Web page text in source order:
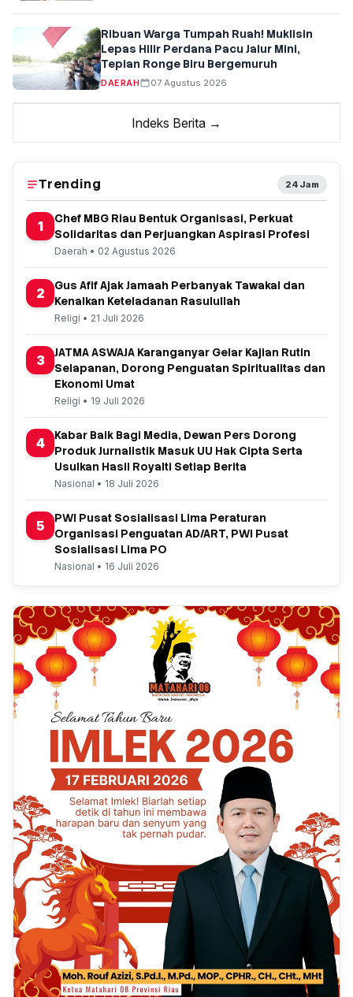
Ribuan Warga Tumpah Ruah! Muklisin
Lepas Hilir Perdana Pacu Jalur Mini,
Tepian Ronge Biru Bergemuruh
DAERAH 07 Agustus 2026
Indeks Berita →
Trending 24 Jam
1
Chef MBG Riau Bentuk Organisasi, Perkuat
Solidaritas dan Perjuangkan Aspirasi Profesi
Daerah • 02 Agustus 2026
2
Gus Afif Ajak Jamaah Perbanyak Tawakal dan
Kenalkan Keteladanan Rasulullah
Religi • 21 Juli 2026
3
JATMA ASWAJA Karanganyar Gelar Kajian Rutin
Selapanan, Dorong Penguatan Spiritualitas dan
Ekonomi Umat
Religi • 19 Juli 2026
4
Kabar Baik Bagi Media, Dewan Pers Dorong
Produk Jurnalistik Masuk UU Hak Cipta Serta
Usulkan Hasil Royalti Setiap Berita
Nasional • 18 Juli 2026
5
PWI Pusat Sosialisasi Lima Peraturan
Organisasi Penguatan AD/ART, PWI Pusat
Sosialisasi Lima PO
Nasional • 16 Juli 2026